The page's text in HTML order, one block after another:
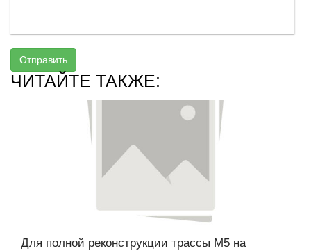
Отправить
ЧИТАЙТЕ ТАКЖЕ:
Для полной реконструкции трассы М5 на